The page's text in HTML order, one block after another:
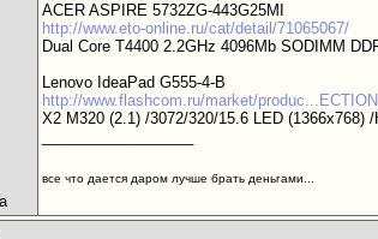
ACER ASPIRE 5732ZG-443G25MI
http://www.eto-online.ru/cat/detail/71065067/
Dual Core T4400 2.2GHz 4096Mb SODIMM
Lenovo IdeaPad G555-4-B
http://www.flashcom.ru/market/
X2 M320 (2.1) /3072/320/15.6 LED (1366x768)
все что дается даром лучше брать деньгами...